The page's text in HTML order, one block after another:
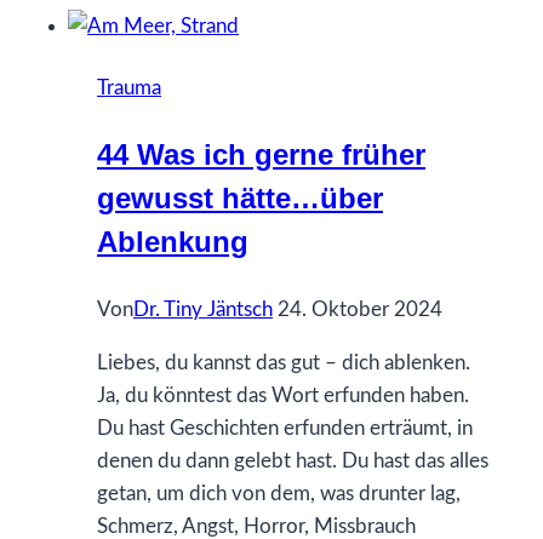
Trauma
44 Was ich gerne früher
gewusst hätte…über
Ablenkung
VonDr. Tiny Jäntsch 24. Oktober 2024
Liebes, du kannst das gut – dich ablenken.
Ja, du könntest das Wort erfunden haben.
Du hast Geschichten erfunden erträumt, in
denen du dann gelebt hast. Du hast das alles
getan, um dich von dem, was drunter lag,
Schmerz, Angst, Horror, Missbrauch